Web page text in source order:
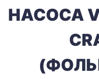
НАСОСА